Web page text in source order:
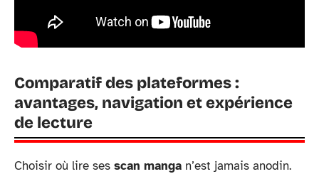
Comparatif des plateformes :
avantages, navigation et expérience
de lecture
Choisir où lire ses scan manga n’est jamais anodin.